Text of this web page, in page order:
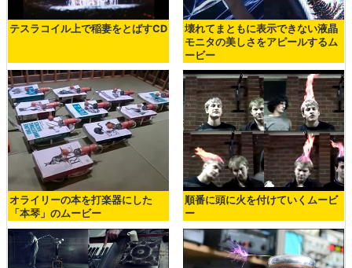
テスラコイル上で稲妻をとばすCD
壊れてまともに表示できない液晶
モニタの美しさをアピールするム
ービー
オライリーの本を打楽器にした
「本琴」のムービー
順番に頭に火を付けていくムービ
ー